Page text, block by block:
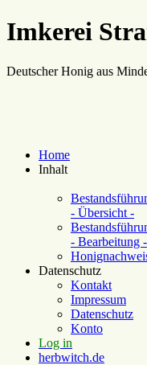
Imkerei
Deutscher Honig aus
Home
Inhalt
- Übersicht -
- Bearbeitung -
Datenschutz
Kontakt
Impressum
Datenschutz
Konto
Log in
herbwitch.de